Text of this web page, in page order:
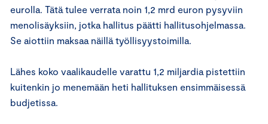
eurolla. Tätä tulee verrata noin 1,2 mrd euron pysyviin
menolisäyksiin, jotka hallitus päätti hallitusohjelmassa.
Se aiottiin maksaa näillä työllisyystoimilla.
Lähes koko vaalikaudelle varattu 1,2 miljardia pistettiin
kuitenkin jo menemään heti hallituksen ensimmäisessä
budjetissa.